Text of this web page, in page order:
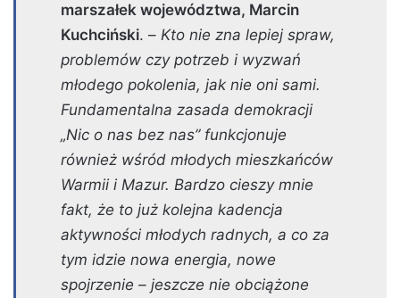
marszałek województwa, Marcin
Kuchciński. – Kto nie zna lepiej spraw,
problemów czy potrzeb i wyzwań
młodego pokolenia, jak nie oni sami.
Fundamentalna zasada demokracji
„Nic o nas bez nas” funkcjonuje
również wśród młodych mieszkańców
Warmii i Mazur. Bardzo cieszy mnie
fakt, że to już kolejna kadencja
aktywności młodych radnych, a co za
tym idzie nowa energia, nowe
spojrzenie – jeszcze nie obciążone